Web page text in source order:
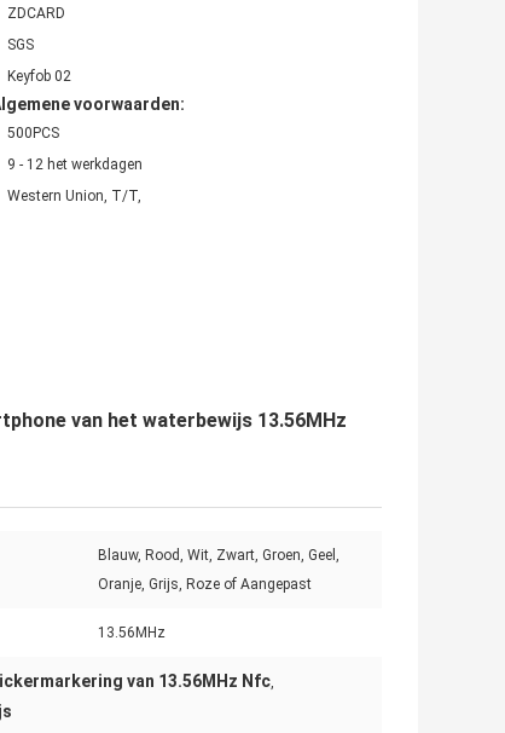
ZDCARD
SGS
Keyfob 02
voorwaarden:
500PCS
9 - 12 het werkdagen
Western Union, T/T,
van het waterbewijs 13.56MHz
Blauw, Rood, Wit, Zwart, Groen, Geel,
Oranje, Grijs, Roze of Aangepast
13.56MHz
van 13.56MHz Nfc,